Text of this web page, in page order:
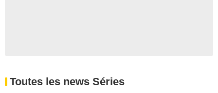
Toutes les news Séries